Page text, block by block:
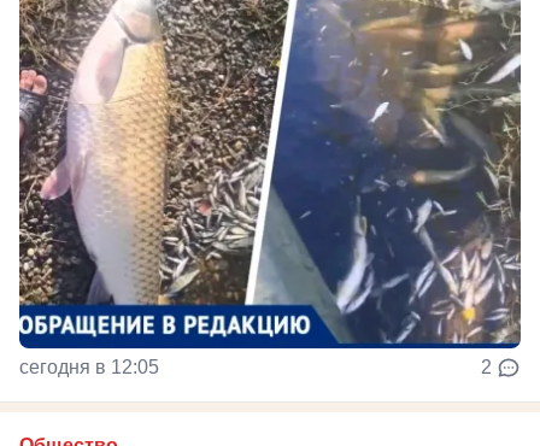
сегодня в 12:05 2